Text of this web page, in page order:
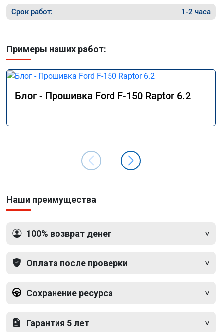
Срок работ: 1-2 часа
Примеры наших работ:
Блог - Прошивка Ford F-150 Raptor 6.2
Наши преимущества
100% возврат денег
Оплата после проверки
Сохранение ресурса
Гарантия 5 лет